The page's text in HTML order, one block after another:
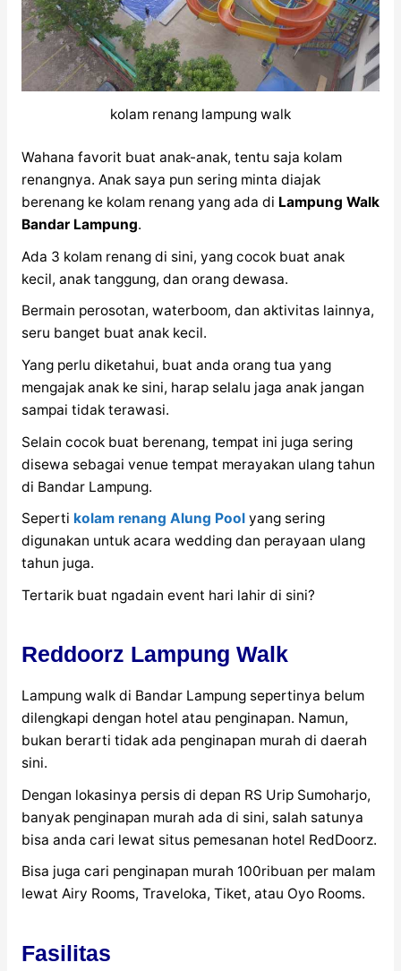
kolam renang lampung walk
Wahana favorit buat anak-anak, tentu saja kolam
renangnya. Anak saya pun sering minta diajak
berenang ke kolam renang yang ada di Lampung Walk
Bandar Lampung.
Ada 3 kolam renang di sini, yang cocok buat anak
kecil, anak tanggung, dan orang dewasa.
Bermain perosotan, waterboom, dan aktivitas lainnya,
seru banget buat anak kecil.
Yang perlu diketahui, buat anda orang tua yang
mengajak anak ke sini, harap selalu jaga anak jangan
sampai tidak terawasi.
Selain cocok buat berenang, tempat ini juga sering
disewa sebagai venue tempat merayakan ulang tahun
di Bandar Lampung.
Seperti kolam renang Alung Pool yang sering
digunakan untuk acara wedding dan perayaan ulang
tahun juga.
Tertarik buat ngadain event hari lahir di sini?
Reddoorz Lampung Walk
Lampung walk di Bandar Lampung sepertinya belum
dilengkapi dengan hotel atau penginapan. Namun,
bukan berarti tidak ada penginapan murah di daerah
sini.
Dengan lokasinya persis di depan RS Urip Sumoharjo,
banyak penginapan murah ada di sini, salah satunya
bisa anda cari lewat situs pemesanan hotel RedDoorz.
Bisa juga cari penginapan murah 100ribuan per malam
lewat Airy Rooms, Traveloka, Tiket, atau Oyo Rooms.
Fasilitas